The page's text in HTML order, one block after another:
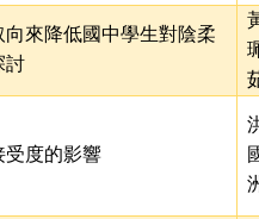
向來降低國中學生對陰柔
討
受度的影響